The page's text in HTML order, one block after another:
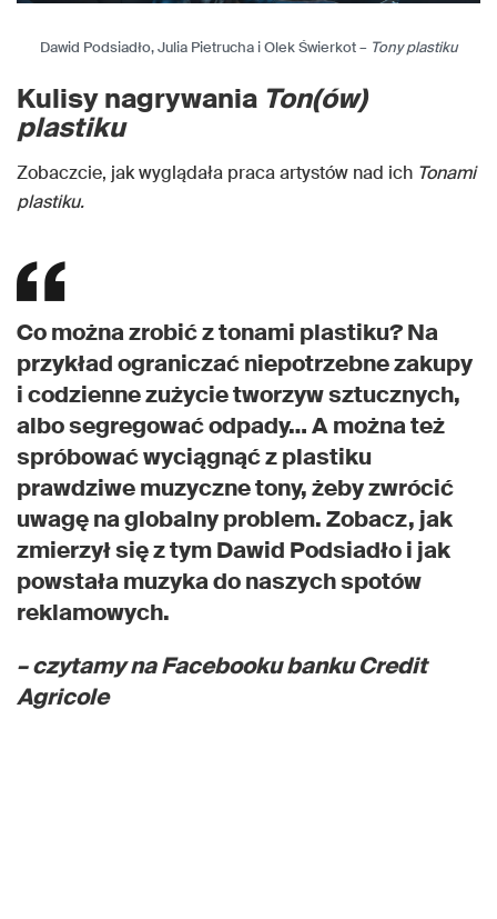
Dawid Podsiadło, Julia Pietrucha i Olek Świerkot – Tony plastiku
Kulisy nagrywania Ton(ów)
plastiku
Zobaczcie, jak wyglądała praca artystów nad ich Tonami
plastiku.
Co można zrobić z tonami plastiku? Na
przykład ograniczać niepotrzebne zakupy
i codzienne zużycie tworzyw sztucznych,
albo segregować odpady… A można też
spróbować wyciągnąć z plastiku
prawdziwe muzyczne tony, żeby zwrócić
uwagę na globalny problem. Zobacz, jak
zmierzył się z tym Dawid Podsiadło i jak
powstała muzyka do naszych spotów
reklamowych.
– czytamy na Facebooku banku Credit
Agricole